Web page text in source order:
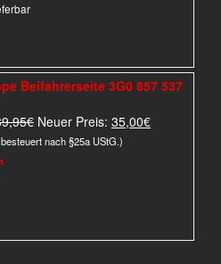
Beifahrerseite 3G0 857 537
€ Ursprünglicher
Preis
Neuer Preis: 35,00€Aktueller
nach §25a UStG.)